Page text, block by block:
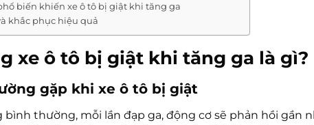
biến khiến xe ô tô bị giật khi tăng ga
khắc phục hiệu quả
xe ô tô bị giật khi tăng ga là gì?
gặp khi xe ô tô bị giật
bình thường, mỗi lần đạp ga, động cơ sẽ phản hồi gần